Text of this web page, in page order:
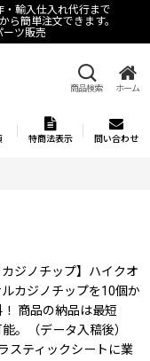
輸入仕入れ代行まで
ら簡単注文できます。
ーツ販売
商品検索 ホーム
特商法表示 問い合わせ
カジノチップ】ハイクオ
カジノチップを10個か
商品の納品は最短
。（データ入稿後）
スティックシートに業